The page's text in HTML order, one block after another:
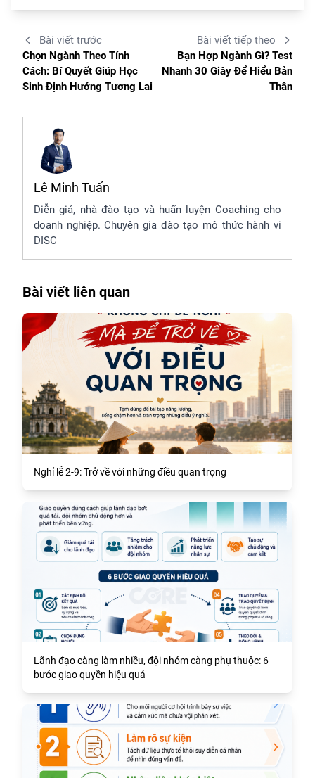
Bài viết trước
Chọn Ngành Theo Tính
Cách: Bí Quyết Giúp Học
Sinh Định Hướng Tương Lai
Bài viết tiếp theo
Bạn Hợp Ngành Gì? Test
Nhanh 30 Giây Để Hiểu Bản
Thân
Lê Minh Tuấn
Diễn giả, nhà đào tạo và huấn luyện Coaching cho
doanh nghiệp. Chuyên gia đào tạo mô thức hành vi
DISC
Bài viết liên quan
Nghỉ lễ 2-9: Trở về với những điều quan trọng
Lãnh đạo càng làm nhiều, đội nhóm càng phụ thuộc: 6
bước giao quyền hiệu quả